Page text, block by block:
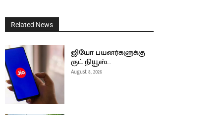
Related News
ஜியோ பயனர்களுக்கு
குட் நியூஸ்…
August 8, 2026